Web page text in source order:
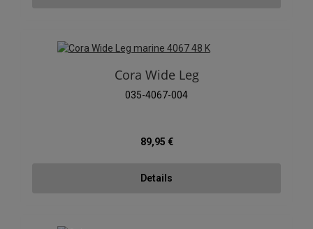
Cora Wide Leg
035-4067-004
Regulärer Preis:
89,95 €
Details